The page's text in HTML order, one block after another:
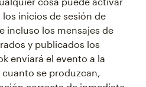
inicios de sesión de
incluso los mensajes de
y publicados los
enviará el evento a la
se produzcan,